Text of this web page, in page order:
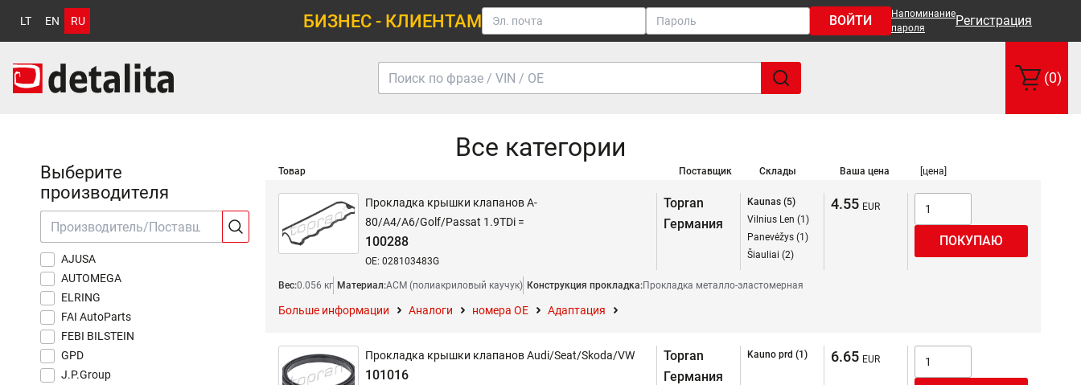
LT EN RU БИЗНЕС - КЛИЕНТАМ ВОЙТИ
Напоминание
пароля
Регистрация
(0)
Все категории
Выберите
производителя
AJUSA
AUTOMEGA
ELRING
FAI AutoParts
FEBI BILSTEIN
GPD
J.P.Group
Товар Поставщик Склады Ваша цена [цена]
Прокладка крышки клапанов A-
80/A4/A6/Golf/Passat 1.9TDi =
100288
OE: 028103483G
Topran
Германия
Kaunas (5)
Vilnius Len (1)
Panevėžys (1)
Šiauliai (2)
4.55
Вес:0.056 кг Материал:АСМ (полиакриловый каучук) Конструкция прокладка:Прокладка металло-эластомерная
Больше информации Аналоги номера ОЕ Адаптация
Прокладка крышки клапанов Audi/Seat/Skoda/VW
101016
Topran
Германия
Kauno prd (1) 6.65